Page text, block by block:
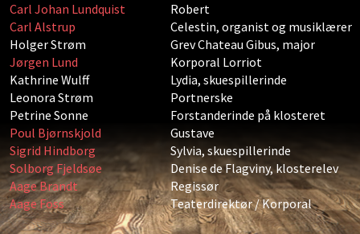
Carl Johan Lundquist
Robert
Carl Alstrup
Celestin, organist og musiklærer
Holger Strøm
Grev Chateau Gibus, major
Jørgen Lund
Korporal Lorriot
Kathrine Wulff
Lydia, skuespillerinde
Leonora Strøm
Portnerske
Petrine Sonne
Forstanderinde på klosteret
Poul Bjørnskjold
Gustave
Sigrid Hindborg
Sylvia, skuespillerinde
Solborg Fjeldsøe
Denise de Flagviny, klosterelev
Aage Brandt
Regissør
Aage Foss
Teaterdirektør / Korporal